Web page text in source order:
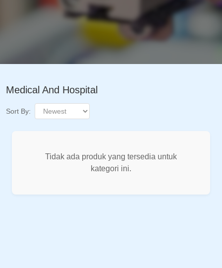
Medical And Hospital
Sort By:
Tidak ada produk yang tersedia untuk
kategori ini.